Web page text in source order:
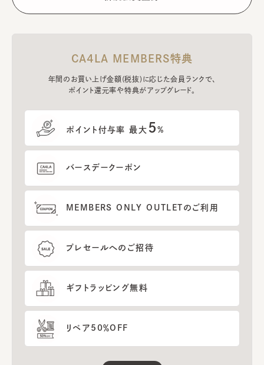
CA4LA MEMBERS特典
年間のお買い上げ金額(税抜)に応じた会員ランクで、
ポイント還元率や特典がアップグレード。
ポイント付与率 最大 5%
バースデークーポン
MEMBERS ONLY OUTLETのご利用
プレセールへのご招待
ギフトラッピング無料
リペア50％OFF